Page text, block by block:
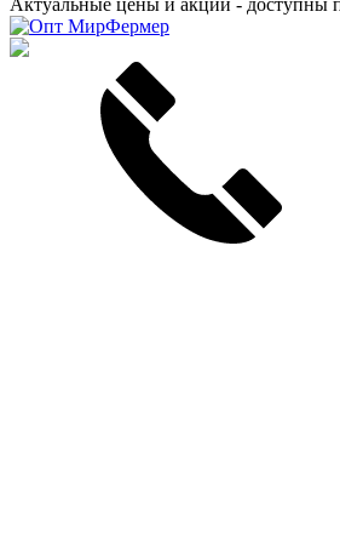
Актуальные цены и акции - доступны